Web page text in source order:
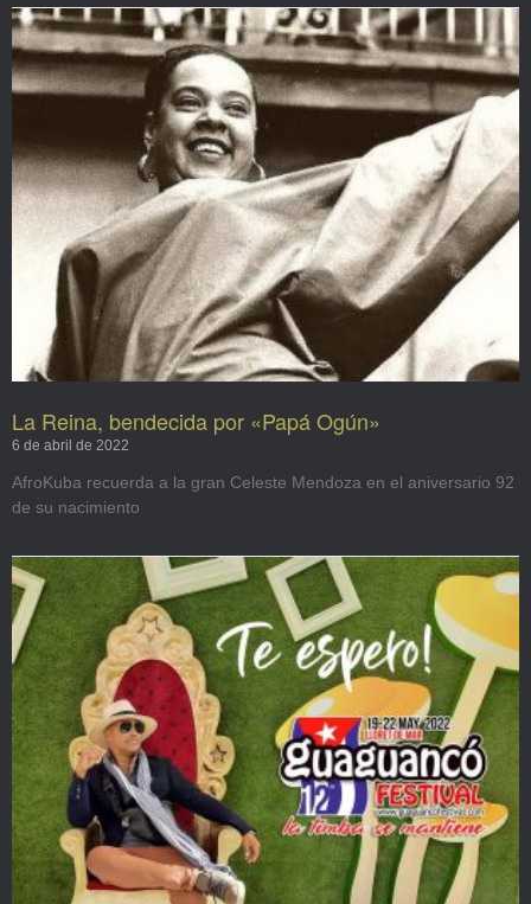
La Reina, bendecida por «Papá Ogún»
6 de abril de 2022
AfroKuba recuerda a la gran Celeste Mendoza en el aniversario 92
de su nacimiento